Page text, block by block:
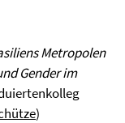
Metropolen
Gender im
)